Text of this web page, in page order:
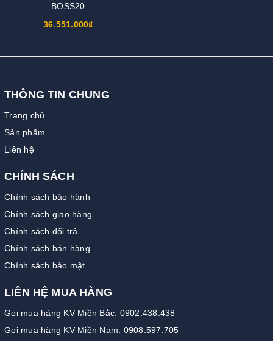
BOSS20
36.551.000₫
THÔNG TIN CHUNG
Trang chủ
Sản phẩm
Liên hệ
CHÍNH SÁCH
Chính sách bảo hành
Chính sách giao hàng
Chính sách đổi trả
Chính sách bán hàng
Chính sách bảo mật
LIÊN HỆ MUA HÀNG
Gọi mua hàng KV Miền Bắc: 0902.438.438
Gọi mua hàng KV Miền Nam: 0908.597.705